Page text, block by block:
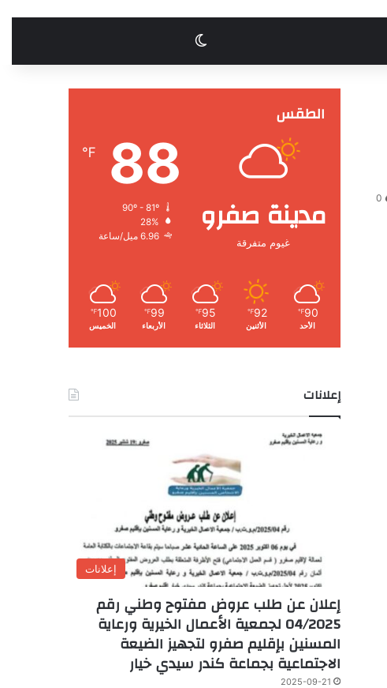
الوضع المظلم
0
الطقس
مدينة صفرو
غيوم متفرقة
88
℉
28%
6.96 ميل/ساعة
90
℉
الأحد
92
℉
الأثنين
95
℉
الثلاثاء
99
℉
الأربعاء
100
℉
الخميس
إعلانات
إعلانات
إعلان عن طلب عروض مفتوح وطني رقم
04/2025 لجمعية الأعمال الخيرية ورعاية
المسنين بإقليم صفرو لتجهيز الضيعة
الاجتماعية بجماعة كندر سيدي خيار
2025-09-21